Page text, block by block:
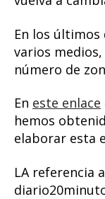
En los últimos
varios
número de
En este enlace
hemos
elaborar esta
LA referencia